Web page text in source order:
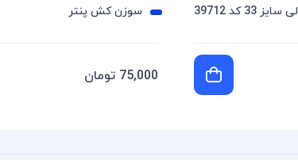
کلیپس کاغذ استیل دلی سایز 33 کد 39712
سوزن کش پنتر
75,000 تومان